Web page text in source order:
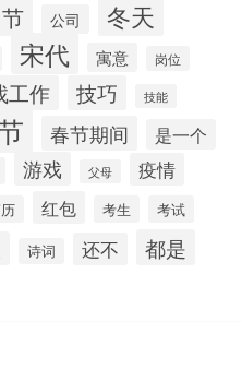
公司 冬天
宋代 寓意 岗位
工作 技巧 技能
春节期间 是一个
游戏 父母 疫情
红包 考生 考试
诗词 还不 都是